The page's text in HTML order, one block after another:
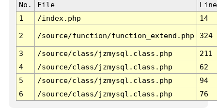
No. File
Line
1
/index.php 14
2 /source/function/function_extend.php 324
3 /source/class/jzmysql.class.php
211
4
/source/class/jzmysql.class.php
62
5
/source/class/jzmysql.class.php
94
6
/source/class/jzmysql.class.php 76